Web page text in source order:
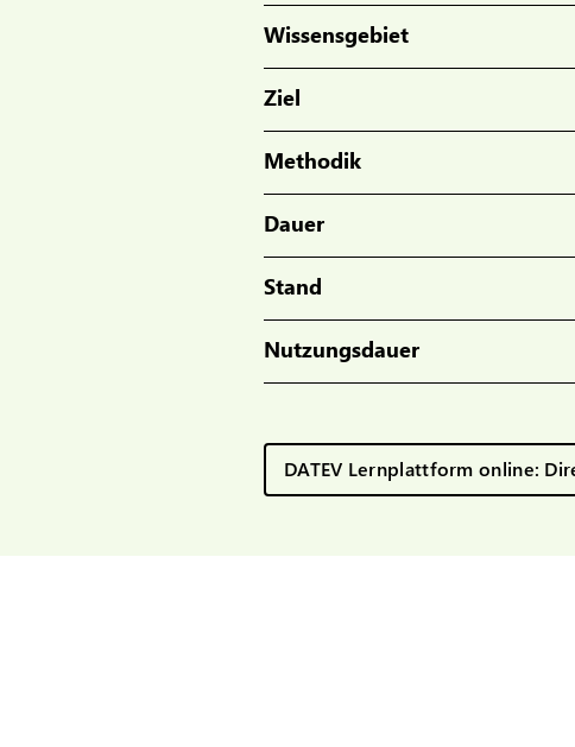
Wissensgebiet
Ziel
Methodik
Dauer
Stand
Nutzungsdauer
DATEV Lernplattform online: